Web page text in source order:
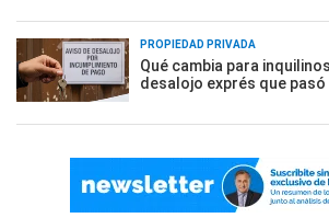
PROPIEDAD PRIVADA
Qué cambia para
desalojo exprés que pasó